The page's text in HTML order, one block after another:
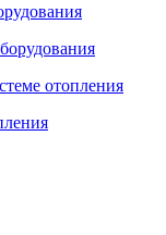
отопления